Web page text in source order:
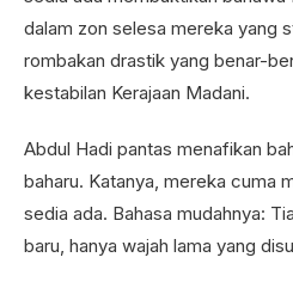
dalam zon selesa mereka yang
rombakan drastik yang benar-
kestabilan Kerajaan Madani.
Abdul Hadi pantas menafikan
baharu. Katanya, mereka cuma
sedia ada. Bahasa mudahnya:
baru, hanya wajah lama yang